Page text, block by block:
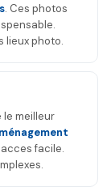
. Ces photos
lieux photo.
le meilleur
acces facile.